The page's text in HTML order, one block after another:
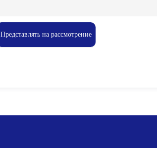
Представлять на рассмотрение